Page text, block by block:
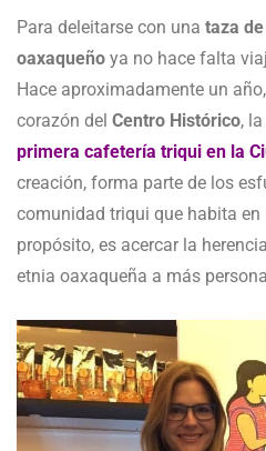
Para deleitarse con una taza
oaxaqueño ya no hace falta
Hace aproximadamente un
corazón del Centro Histórico, la
primera cafetería triqui en la
creación, forma parte de los
comunidad triqui que habita
propósito, es acercar la
etnia oaxaqueña a más